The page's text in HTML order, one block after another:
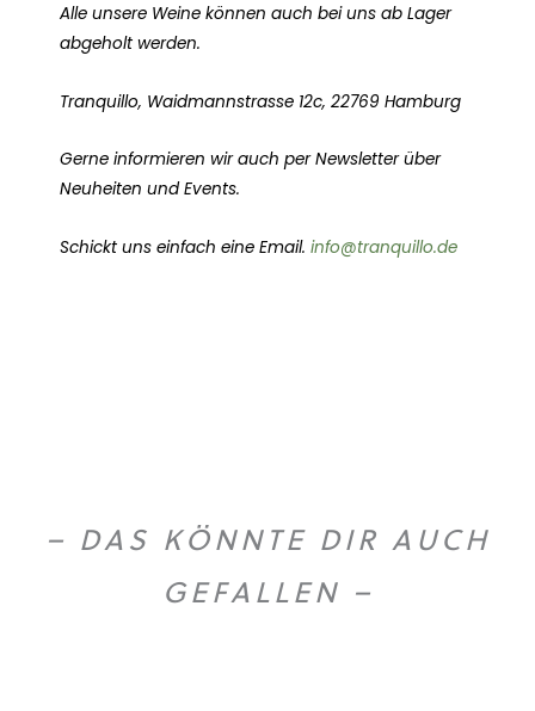
Alle unsere Weine können auch bei uns ab Lager
abgeholt werden.
Tranquillo, Waidmannstrasse 12c, 22769 Hamburg
Gerne informieren wir auch per Newsletter über
Neuheiten und Events.
Schickt uns einfach eine Email. info@tranquillo.de
– DAS KÖNNTE DIR AUCH
GEFALLEN –